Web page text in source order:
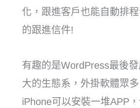
化，跟進客戶也能自動排程
的跟進信件!
有趣的是WordPress最後
大的生態系，外掛軟體眾
iPhone可以安裝一堆APP